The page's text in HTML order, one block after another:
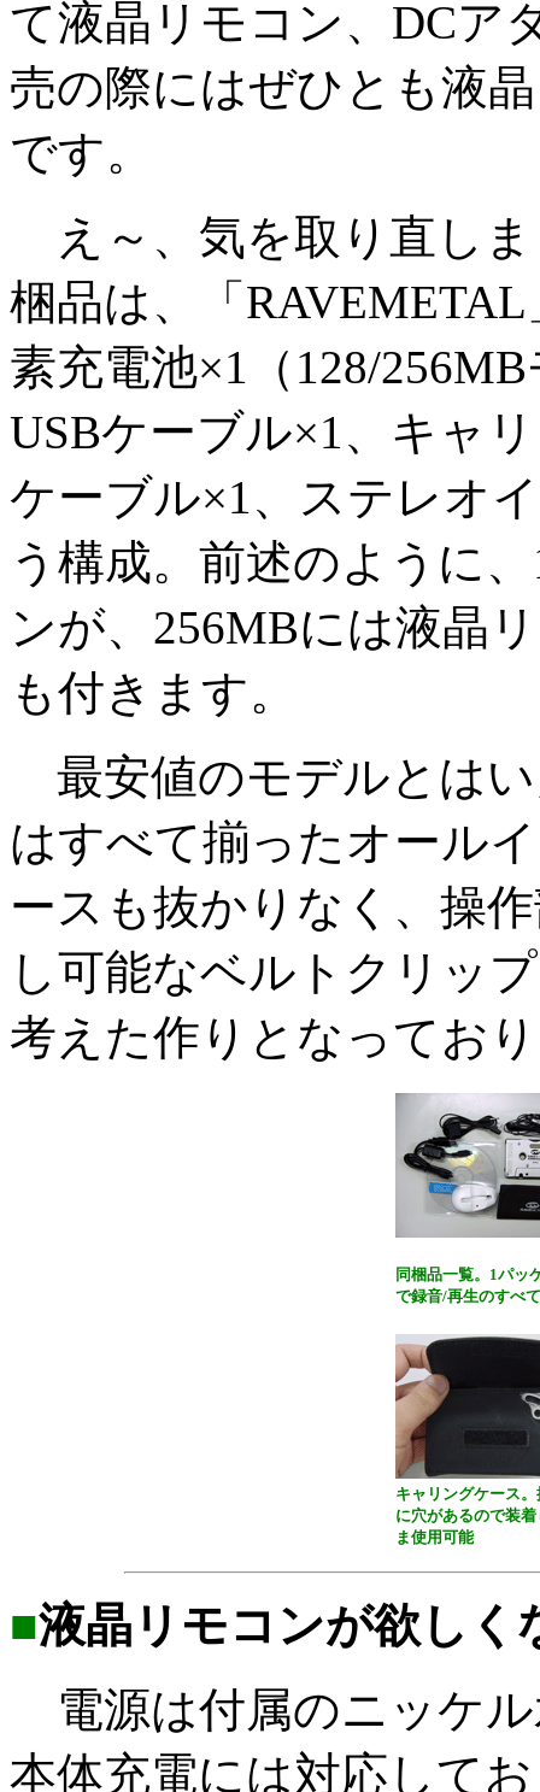
て液晶リモコン、DCア
売の際にはぜひとも液
です。
え～、気を取り直し
梱品は、「
素充電池×1（128/
USBケーブル×1、キャ
ケーブル×1、ステレオ
う構成。前述のように
ンが、256MBには液晶
も付きます。
最安値のモデルとは
はすべて揃ったオール
ースも抜かりなく、操
し可能なベルトクリッ
考えた作りとなってお
同梱品一覧。1パッ
で録音/再生のすべ
キャリングケース
に穴があるので装
ま使用可能
■液晶リモコンが欲しく
電源は付属のニッケ
本体充電には対応して